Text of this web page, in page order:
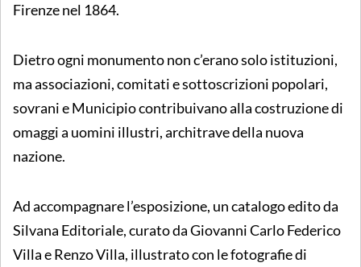
Firenze nel 1864.
Dietro ogni monumento non c’erano solo istituzioni,
ma associazioni, comitati e sottoscrizioni popolari,
sovrani e Municipio contribuivano alla costruzione di
omaggi a uomini illustri, architrave della nuova
nazione.
Ad accompagnare l’esposizione, un catalogo edito da
Silvana Editoriale, curato da Giovanni Carlo Federico
Villa e Renzo Villa, illustrato con le fotografie di